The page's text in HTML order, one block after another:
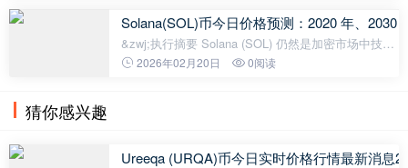
链智能合约与外部数据、支付
Solana(SOL)币今日价格预测：2020 年、2030
&zwj;执行摘要 Solana (SOL) 仍然是加密市场中技术
最先进、增长最快的第一层区块链之一。Solana 专为
2026年02月20日 0阅读
猜你感兴趣
Ureeqa (URQA)币今日实时价格行情最新消息